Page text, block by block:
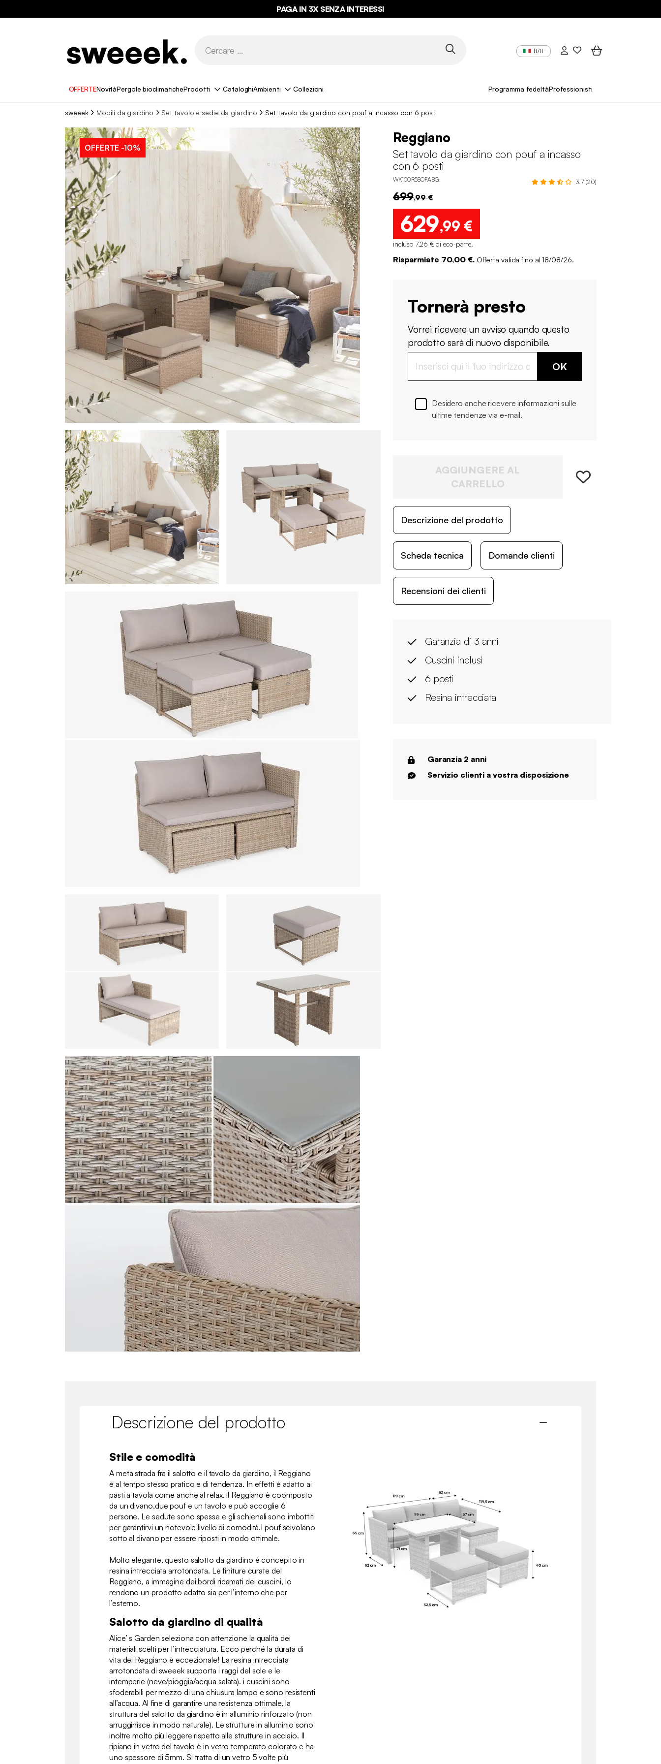
PAGA IN 3X SENZA INTERESSI
IT/IT
OFFERTENovitàPergole bioclimaticheProdotti CataloghiAmbienti Collezioni Programma fedeltàProfessionisti
sweeek Mobili da giardino Set tavolo e sedie da giardino Set tavolo da giardino con pouf a incasso con 6 posti
OFFERTE -10%
Reggiano
Set tavolo da giardino con pouf a incasso
con 6 posti
WK100R5SOFABG 3.7 (20)
699,99 €
629,99 €
incluso 7,26 € di eco-parte.
Risparmiate 70,00 €. Offerta valida fino al 18/08/26.
Tornerà presto
Vorrei ricevere un avviso quando questo
prodotto sarà di nuovo disponibile.
OK
Desidero anche ricevere informazioni sulle
ultime tendenze via e-mail.
AGGIUNGERE AL
CARRELLO
Descrizione del prodotto
Scheda tecnica Domande clienti
Recensioni dei clienti
Garanzia di 3 anni
Cuscini inclusi
6 posti
Resina intrecciata
Garanzia 2 anni
Servizio clienti a vostra disposizione
Descrizione del prodotto
Stile e comodità
A metà strada fra il salotto e il tavolo da giardino, il Reggiano
è al tempo stesso pratico e di tendenza. In effetti è adatto ai
pasti a tavola come anche al relax. il Reggiano è coomposto
da un divano,due pouf e un tavolo e può accoglie 6
persone. Le sedute sono spesse e gli schienali sono imbottiti
per garantirvi un notevole livello di comodità.I pouf scivolano
sotto al divano per essere riposti in modo ottimale.
Molto elegante, questo salotto da giardino è concepito in
resina intrecciata arrotondata. Le finiture curate del
Reggiano, a immagine dei bordi ricamati dei cuscini, lo
rendono un prodotto adatto sia per l’interno che per
l’esterno.
Salotto da giardino di qualità
Alice’ s Garden seleziona con attenzione la qualità dei
materiali scelti per l’intrecciatura. Ecco perché la durata di
vita del Reggiano è eccezionale! La resina intrecciata
arrotondata di sweeek supporta i raggi del sole e le
intemperie (neve/pioggia/acqua salata). i cuscini sono
sfoderabili per mezzo di una chiusura lampo e sono resistenti
all’acqua. Al fine di garantire una resistenza ottimale, la
struttura del salotto da giardino è in alluminio rinforzato (non
arrugginisce in modo naturale). Le strutture in alluminio sono
inoltre molto più leggere rispetto alle strutture in acciaio. Il
ripiano in vetro del tavolo è in vetro temperato colorato e ha
uno spessore di 5mm. Si tratta di un vetro 5 volte più